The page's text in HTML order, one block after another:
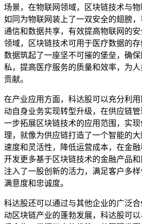
场景，在物联网领域，区块链技术与物
如同为物联网装上了一双安全的翅膀
通信和数据共享，有效提高物联网的
领域，区块链技术可用于医疗数据的
数据筑起了一座坚不可摧的堡垒，确
私，提高医疗服务的质量和效率，为
贡献。
在产业应用方面，科达股可以充分利
动自身业务实现转型升级，在供应链
一步拓展区块链技术的应用范围，实
理，就像为供应链打造了一个智能的
速度和灵活性，降低运营成本，在金
开发更多基于区块链技术的金融产品
注入了一股创新的活力，满足客户多
满意度和忠诚度。
科达股还可以通过与其他企业的广泛
动区块链产业的蓬勃发展，科达股可